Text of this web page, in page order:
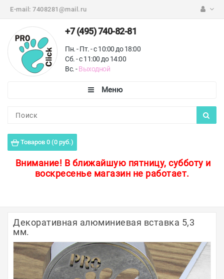
E-mail: 7408281@mail.ru
+7 (495) 740-82-81
Пн. - Пт. - с 10:00 до 18:00
Сб. - с 11:00 до 14:00
Вс. -Выходной
Товаров 0 (0 руб.)
Внимание! В ближайшую пятницу, субботу и
воскресенье магазин не работает.
Пороги для пола
Защитные уголки
Полосы из металла
Плинтуса
Декоративная алюминиевая вставка 5,3
мм.